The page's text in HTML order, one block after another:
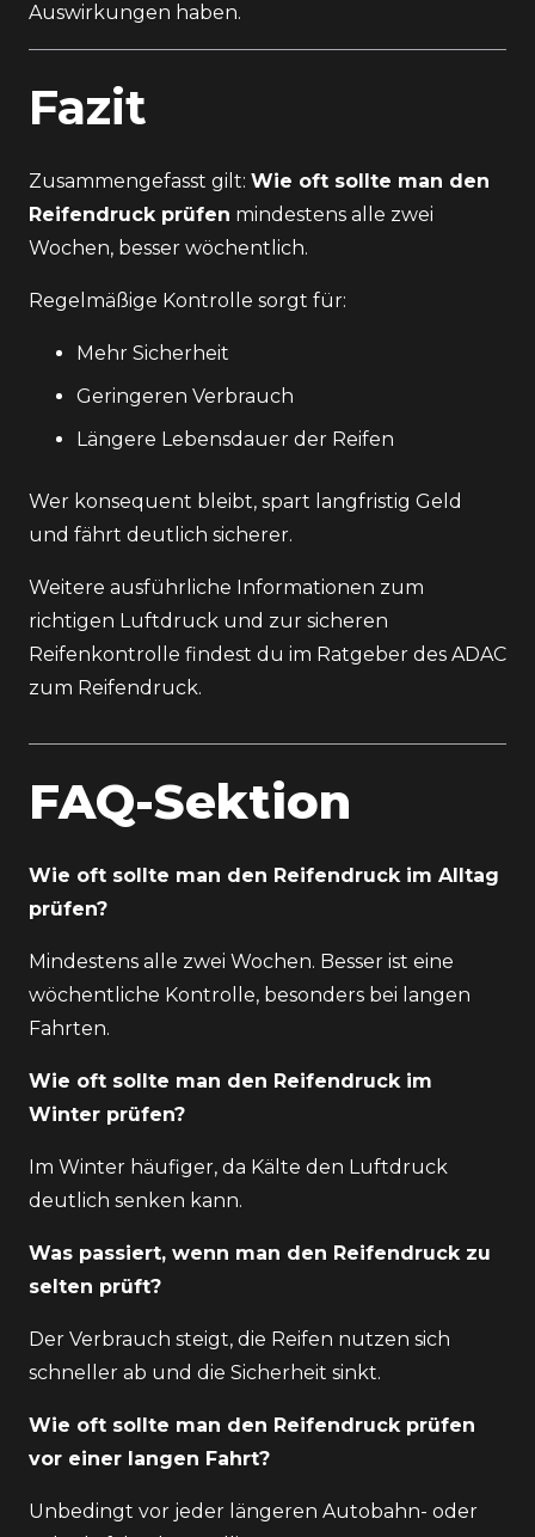
Auswirkungen haben.
Fazit
Zusammengefasst gilt: Wie oft sollte man den
Reifendruck prüfen mindestens alle zwei
Wochen, besser wöchentlich.
Regelmäßige Kontrolle sorgt für:
Mehr Sicherheit
Geringeren Verbrauch
Längere Lebensdauer der Reifen
Wer konsequent bleibt, spart langfristig Geld
und fährt deutlich sicherer.
Weitere ausführliche Informationen zum
richtigen Luftdruck und zur sicheren
Reifenkontrolle findest du im Ratgeber des ADAC
zum Reifendruck.
FAQ-Sektion
Wie oft sollte man den Reifendruck im Alltag
prüfen?
Mindestens alle zwei Wochen. Besser ist eine
wöchentliche Kontrolle, besonders bei langen
Fahrten.
Wie oft sollte man den Reifendruck im
Winter prüfen?
Im Winter häufiger, da Kälte den Luftdruck
deutlich senken kann.
Was passiert, wenn man den Reifendruck zu
selten prüft?
Der Verbrauch steigt, die Reifen nutzen sich
schneller ab und die Sicherheit sinkt.
Wie oft sollte man den Reifendruck prüfen
vor einer langen Fahrt?
Unbedingt vor jeder längeren Autobahn- oder